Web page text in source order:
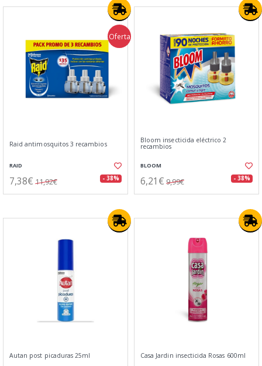
Oferta
Raid antimosquitos 3 recambios
RAID
7,38€ 11,92€ - 38%
Bloom insecticida eléctrico 2
recambios
BLOOM
6,21€ 9,99€ - 38%
Autan post picaduras 25ml Casa Jardin insecticida Rosas 600ml